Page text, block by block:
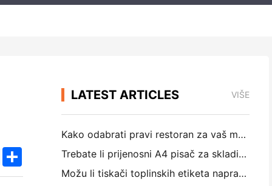
TwitterShare
LATEST ARTICLES VIŠE
Kako odabrati pravi restoran za vaš mali ili srednji restoran
Trebate li prijenosni A4 pisač za skladišne račune? Što zapravo funkcionira
Možu li tiskači toplinskih etiketa napraviti vodootporne etikete za male proizvode?